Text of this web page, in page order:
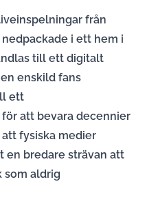
från
i ett hem i
till ett digitalt
enskild fans
ett
att bevara decennier
fysiska medier
en bredare strävan att
som aldrig